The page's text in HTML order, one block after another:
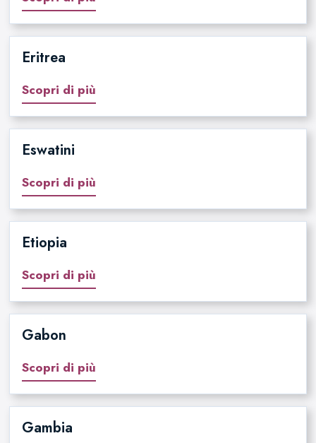
Eritrea
Scopri di più
Eswatini
Scopri di più
Etiopia
Scopri di più
Gabon
Scopri di più
Gambia